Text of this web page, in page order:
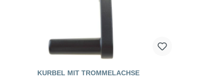
KURBEL MIT TROMMELACHSE